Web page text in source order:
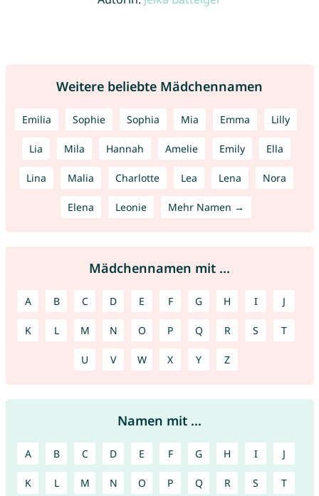
Weitere beliebte Mädchennamen
Emilia Sophie Sophia Mia Emma Lilly
Lia Mila Hannah Amelie Emily Ella
Lina Malia Charlotte Lea Lena Nora
Elena Leonie Mehr Namen →
Mädchennamen mit ...
A B C D E F G H I J
K L M N O P Q R S T
U V W X Y Z
Namen mit ...
A B C D E F G H I J
K L M N O P Q R S T